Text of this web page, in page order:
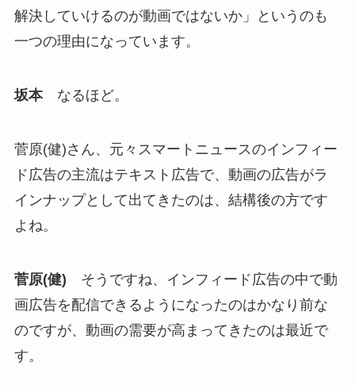
解決していけるのが動画ではないか」というのも
一つの理由になっています。
坂本なるほど。
菅原(健)さん、元々スマートニュースのインフィー
ド広告の主流はテキスト広告で、動画の広告がラ
インナップとして出てきたのは、結構後の方です
よね。
菅原(健) そうですね、インフィード広告の中で動
画広告を配信できるようになったのはかなり前な
のですが、動画の需要が高まってきたのは最近で
す。